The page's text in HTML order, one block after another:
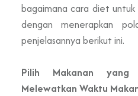
bagaimana cara diet
dengan menerapkan
penjelasannya berikut ini.
Pilih Makanan
Melewatkan Waktu